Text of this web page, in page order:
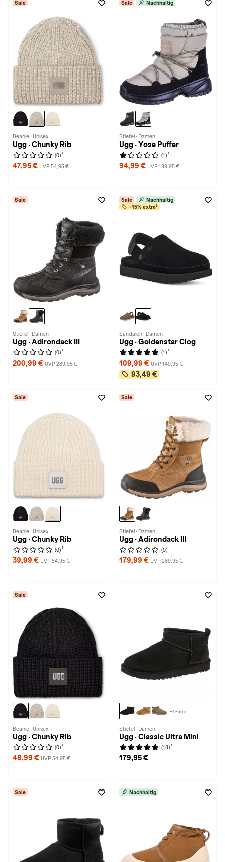
Sale
Beanie · Unisex
Ugg · Chunky Rib
(0) 1
47,95 € UVP 54,95 €
Sale Nachhaltig
Stiefel · Damen
Ugg · Yose Puffer
(1) 1
94,99 € UVP 189,95 €
Sale
Stiefel · Damen
Ugg · Adirondack III
(0) 1
200,99 € UVP 289,95 €
Sale
Nachhaltig
-15% extra²
Sandalen · Damen
Ugg · Goldenstar Clog
(1) 1
109,99 € UVP 149,95 €
93,49 €
Sale
Beanie · Unisex
Ugg · Chunky Rib
(0) 1
39,99 € UVP 54,95 €
Sale
Stiefel · Damen
Ugg · Adirondack III
(0) 1
179,99 € UVP 289,95 €
Sale
Beanie · Unisex
Ugg · Chunky Rib
(0) 1
48,99 € UVP 54,95 €
+1 Farbe
Stiefel · Damen
Ugg · Classic Ultra Mini
(18) 1
179,95 €
Sale Nachhaltig